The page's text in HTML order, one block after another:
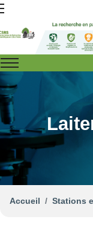
Accueil Stations